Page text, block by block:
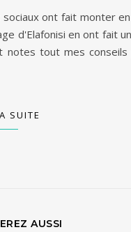
ont fait monter
d'Elafonisi en ont fait
tout mes
SUITE
AUSSI